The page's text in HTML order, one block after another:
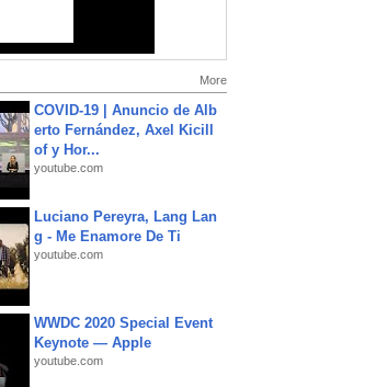
More
COVID-19 | Anuncio de Alb
erto Fernández, Axel Kicill
of y Hor...
youtube.com
Luciano Pereyra, Lang Lan
g - Me Enamore De Ti
youtube.com
WWDC 2020 Special Event
Keynote — Apple
youtube.com